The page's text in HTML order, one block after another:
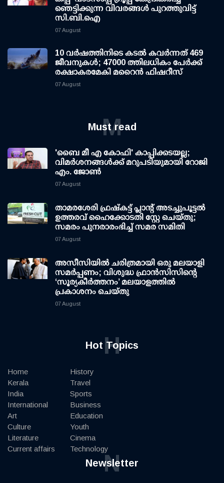
ഞെട്ടിക്കുന്ന വിവരങ്ങള്‍ പുറത്തുവിട്ട്
സി.ബി.ഐ
07 August
10 വര്‍ഷത്തിനിടെ കടല്‍ കവര്‍ന്നത് 469
ജീവനുകള്‍; 47000 ത്തിലധികം പേര്‍ക്ക്
രക്ഷാകരമേകി മറൈന്‍ ഫിഷറീസ്
07 August
Must read
M
'ബൈ മീ എ കോഫി' കാപ്പിക്കടയല്ല;
വിമര്‍ശനങ്ങള്‍ക്ക് മറുപടിയുമായി റോജി
എം. ജോണ്‍
07 August
താമരശേരി ഫ്രഷ്കട്ട് പ്ലാന്റ് അടച്ചുപൂട്ടൽ
ഉത്തരവ് ഹൈക്കോടതി സ്റ്റേ ചെയ്തു;
സമരം പുനരാരംഭിച്ച് സമര സമിതി
07 August
അസീസിയിൽ ചരിത്രമായി ഒരു മലയാളി
സമർപ്പണം; വിശുദ്ധ ഫ്രാൻസിസിന്റെ
‘സൂര്യകീർത്തനം’ മലയാളത്തിൽ
പ്രകാശനം ചെയ്തു
07 August
Hot Topics
H
Home
Kerala
India
International
Art
Culture
Literature
Current affairs
History
Travel
Sports
Business
Education
Youth
Cinema
Technology
Newsletter
N